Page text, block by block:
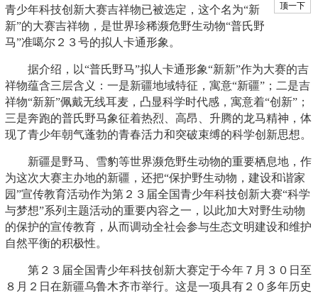
青少年科技创新大赛吉祥物已被选定，这个名为“新
新”的大赛吉祥物，是世界珍稀濒危野生动物“普氏野
马”准噶尔２３号的拟人卡通形象。
据介绍，以“普氏野马”拟人卡通形象“新新”作为大赛的吉
祥物蕴含三层含义：一是新疆地域特征，寓意“新疆”；二是吉
祥物“新新”佩戴无线耳麦，凸显科学时代感，寓意着“创新”；
三是奔跑的普氏野马象征着热烈、高昂、升腾的龙马精神，体
现了青少年朝气蓬勃的青春活力和突破束缚的科学创新思想。
新疆是野马、雪豹等世界濒危野生动物的重要栖息地，作
为这次大赛主办地的新疆，还把“保护野生动物，建设和谐家
园”宣传教育活动作为第２３届全国青少年科技创新大赛“科学
与梦想”系列主题活动的重要内容之一，以此加大对野生动物
的保护的宣传教育，从而调动全社会参与生态文明建设和维护
自然平衡的积极性。
第２３届全国青少年科技创新大赛定于今年７月３０日至
８月２日在新疆乌鲁木齐市举行。这是一项具有２０多年历史